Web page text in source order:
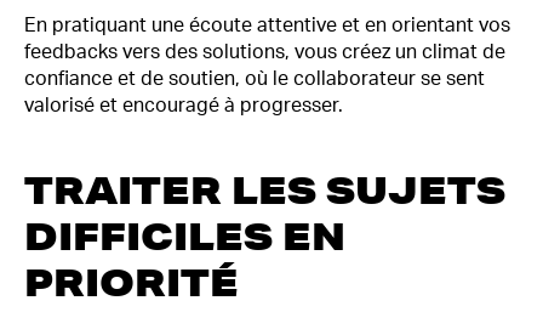
En pratiquant une écoute attentive et en orientant vos
feedbacks vers des solutions, vous créez un climat de
confiance et de soutien, où le collaborateur se sent
valorisé et encouragé à progresser.
TRAITER LES SUJETS
DIFFICILES EN
PRIORITÉ